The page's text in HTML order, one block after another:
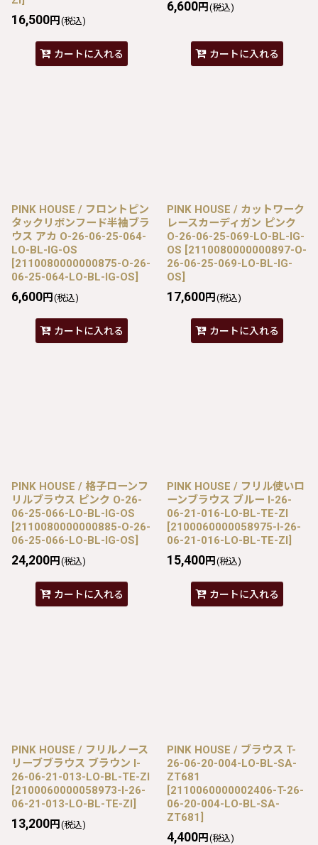
16,500円 (税込)
カートに入れる
6,600円 (税込)
カートに入れる
PINK HOUSE / フロントピン
タックリボンフード半袖ブラ
ウス アカ O-26-06-25-064-
LO-BL-IG-OS
[2110080000000875-O-26-
06-25-064-LO-BL-IG-OS]
6,600円 (税込)
カートに入れる
PINK HOUSE / カットワーク
レースカーディガン ピンク
O-26-06-25-069-LO-BL-IG-
OS [2110080000000897-O-
26-06-25-069-LO-BL-IG-
OS]
17,600円 (税込)
カートに入れる
PINK HOUSE / 格子ローンフ
リルブラウス ピンク O-26-
06-25-066-LO-BL-IG-OS
[2110080000000885-O-26-
06-25-066-LO-BL-IG-OS]
24,200円 (税込)
カートに入れる
PINK HOUSE / フリル使いロ
ーンブラウス ブルー I-26-
06-21-016-LO-BL-TE-ZI
[2100060000058975-I-26-
06-21-016-LO-BL-TE-ZI]
15,400円 (税込)
カートに入れる
PINK HOUSE / フリルノース
リーブブラウス ブラウン I-
26-06-21-013-LO-BL-TE-ZI
[2100060000058973-I-26-
06-21-013-LO-BL-TE-ZI]
13,200円 (税込)
PINK HOUSE / ブラウス T-
26-06-20-004-LO-BL-SA-
ZT681
[2110060000002406-T-26-
06-20-004-LO-BL-SA-
ZT681 ]
4,400円 (税込)